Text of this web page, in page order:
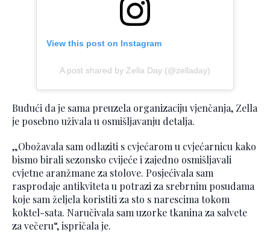
View this post on Instagram
A post shared by Zella Day (@zelladay)
Budući da je sama preuzela organizaciju vjenčanja, Zella
je posebno uživala u osmišljavanju detalja.
„Obožavala sam odlaziti s cvjećarom u cvjećarnicu kako
bismo birali sezonsko cvijeće i zajedno osmišljavali
cvjetne aranžmane za stolove. Posjećivala sam
rasprodaje antikviteta u potrazi za srebrnim posudama
koje sam željela koristiti za sto s narescima tokom
koktel-sata. Naručivala sam uzorke tkanina za salvete
za večeru“, ispričala je.